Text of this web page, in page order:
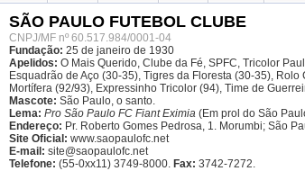
SÃO PAULO FUTEBOL CLUBE
CNPJ/MF nº 60.517.984/0001-04
Fundação: 25 de janeiro de 1930
Apelidos: O Mais Querido, Clube da Fé, SPFC, Tricolor
Esquadrão de Aço (30-35), Tigres da Floresta (30-35),
Mortífera (92/93), Expressinho Tricolor (94), Time de
Mascote: São Paulo, o santo.
Lema: Pro São Paulo FC Fiant Eximia (Em prol do São
Endereço: Pr. Roberto Gomes Pedrosa, 1. Morumbi; São
Site Oficial: www.saopaulofc.net
E-mail: site@saopaulofc.net
Telefone: (55-0xx11) 3749-8000. Fax: 3742-7272.